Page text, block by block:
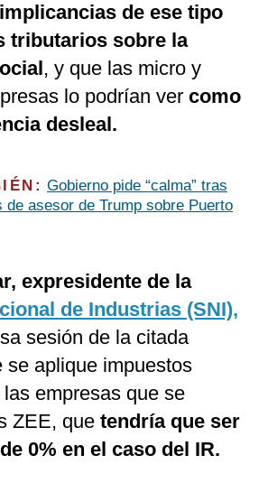
de ese tipo
tributarios sobre la
, y que las micro y
lo podrían ver como
desleal.
Gobierno pide “calma” tras
de asesor de Trump sobre Puerto
expresidente de la
de Industrias (SNI),
sesión de la citada
se aplique impuestos
empresas que se
ZEE, que tendría que ser
0% en el caso del IR.